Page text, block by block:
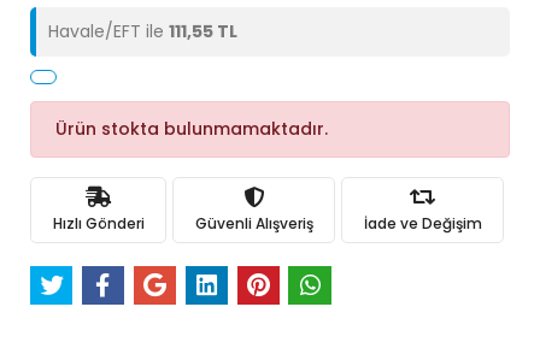
Havale/EFT ile 111,55 TL
Ürün stokta bulunmamaktadır.
Hızlı Gönderi Güvenli Alışveriş İade ve Değişim